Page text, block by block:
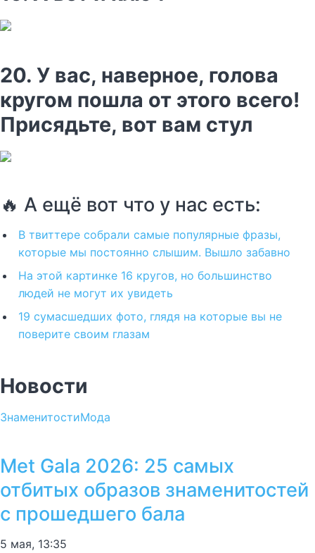
20. У вас, наверное, голова
кругом пошла от этого всего!
Присядьте, вот вам стул
🔥 А ещё вот что у нас есть:
В твиттере собрали самые популярные фразы,
которые мы постоянно слышим. Вышло забавно
На этой картинке 16 кругов, но большинство
людей не могут их увидеть
19 сумасшедших фото, глядя на которые вы не
поверите своим глазам
Новости
ЗнаменитостиМода
Met Gala 2026: 25 самых
отбитых образов знаменитостей
с прошедшего бала
5 мая, 13:35